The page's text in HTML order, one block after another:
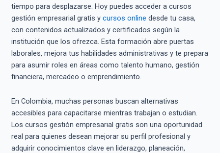
tiempo para desplazarse. Hoy puedes acceder a cursos
gestión empresarial gratis y cursos online desde tu casa,
con contenidos actualizados y certificados según la
institución que los ofrezca. Esta formación abre puertas
laborales, mejora tus habilidades administrativas y te prepara
para asumir roles en áreas como talento humano, gestión
financiera, mercadeo o emprendimiento.
En Colombia, muchas personas buscan alternativas
accesibles para capacitarse mientras trabajan o estudian.
Los cursos gestión empresarial gratis son una oportunidad
real para quienes desean mejorar su perfil profesional y
adquirir conocimientos clave en liderazgo, planeación,